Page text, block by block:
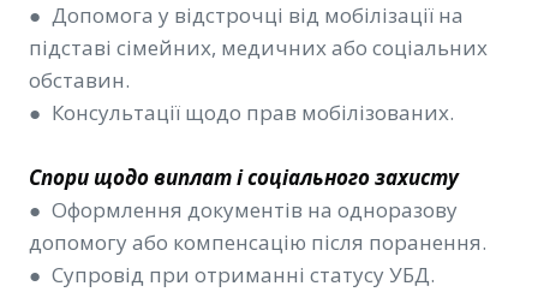
● Допомога у відстрочці від мобілізації на
підставі сімейних, медичних або соціальних
обставин.
● Консультації щодо прав мобілізованих.
Спори щодо виплат і соціального захисту
● Оформлення документів на одноразову
допомогу або компенсацію після поранення.
● Супровід при отриманні статусу УБД.